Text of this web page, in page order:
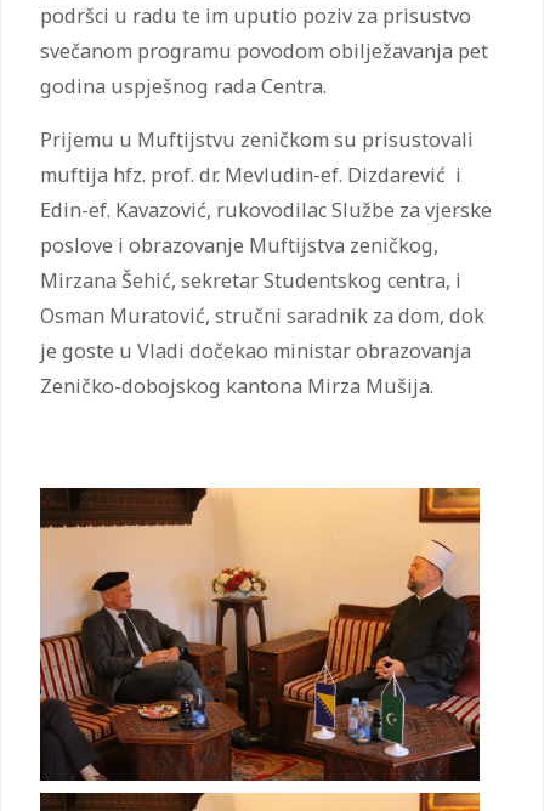
podršci u radu te im uputio poziv za prisustvo
svečanom programu povodom obilježavanja pet
godina uspješnog rada Centra.
Prijemu u Muftijstvu zeničkom su prisustovali
muftija hfz. prof. dr. Mevludin-ef. Dizdarević i
Edin-ef. Kavazović, rukovodilac Službe za vjerske
poslove i obrazovanje Muftijstva zeničkog,
Mirzana Šehić, sekretar Studentskog centra, i
Osman Muratović, stručni saradnik za dom, dok
je goste u Vladi dočekao ministar obrazovanja
Zeničko-dobojskog kantona Mirza Mušija.